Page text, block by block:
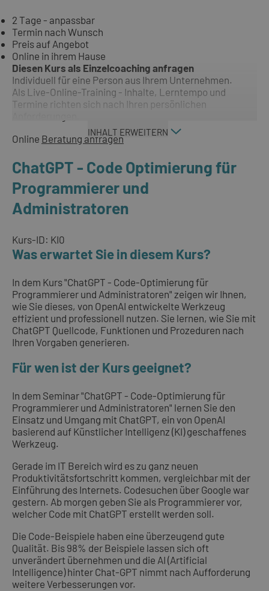
2 Tage - anpassbar
Termin nach Wunsch
Preis auf Angebot
Online in ihrem Hause
Diesen Kurs als Einzelcoaching anfragen
Individuell für eine Person aus Ihrem Unternehmen.
Als Live-Online-Training - Inhalte, Lerntempo und
Termine richten sich nach Ihren persönlichen
INHALT ERWEITERN
Online Beratung anfragen
ChatGPT - Code Optimierung für
Programmierer und
Administratoren
Kurs-ID: KI0
Was erwartet Sie in diesem Kurs?
In dem Kurs "ChatGPT - Code-Optimierung für
Programmierer und Administratoren" zeigen wir Ihnen,
wie Sie dieses, von OpenAI entwickelte Werkzeug
effizient und professionell nutzen. Sie lernen, wie Sie mit
ChatGPT Quellcode, Funktionen und Prozeduren nach
Ihren Vorgaben generieren.
Für wen ist der Kurs geeignet?
In dem Seminar "ChatGPT - Code-Optimierung für
Programmierer und Administratoren" lernen Sie den
Einsatz und Umgang mit ChatGPT, ein von OpenAI
basierend auf Künstlicher Intelligenz (KI) geschaffenes
Werkzeug.
Gerade im IT Bereich wird es zu ganz neuen
Produktivitätsfortschritt kommen, vergleichbar mit der
Einführung des Internets. Codesuchen über Google war
gestern. Ab morgen geben Sie als Programmierer vor,
welcher Code mit ChatGPT erstellt werden soll.
Die Code-Beispiele haben eine überzeugend gute
Qualität. Bis 98% der Beispiele lassen sich oft
unverändert übernehmen und die AI (Artificial
Intelligence) hinter Chat-GPT nimmt nach Aufforderung
weitere Verbesserungen vor.